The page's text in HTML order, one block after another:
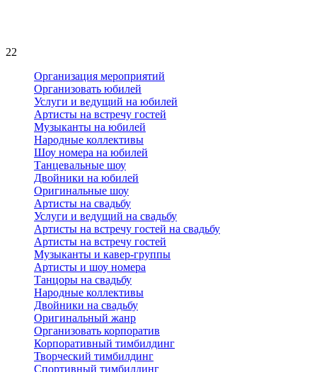
22
Организация мероприятий
Организовать юбилей
Услуги и ведущий на юбилей
Артисты на встречу гостей
Музыканты на юбилей
Народные коллективы
Шоу номера на юбилей
Танцевальные шоу
Двойники на юбилей
Оригинальные шоу
Артисты на свадьбу
Услуги и ведущий на свадьбу
Артисты на встречу гостей на свадьбу
Артисты на встречу гостей
Музыканты и кавер-группы
Артисты и шоу номера
Танцоры на свадьбу
Народные коллективы
Двойники на свадьбу
Оригинальный жанр
Организовать корпоратив
Корпоративный тимбилдинг
Творческий тимбилдинг
Спортивный тимбилдинг